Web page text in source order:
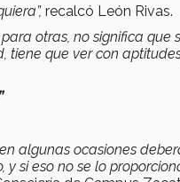
recalcó León Rivas.
otras, no significa que
tiene que ver con
algunas ocasiones
si eso no se lo